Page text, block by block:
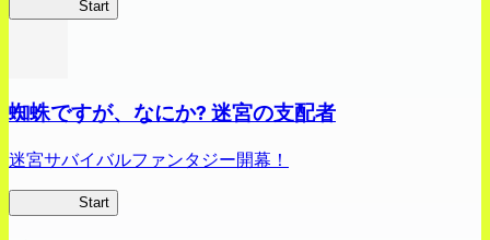
Start
蜘蛛ですが、なにか? 迷宮の支配者
迷宮サバイバルファンタジー開幕！
Start